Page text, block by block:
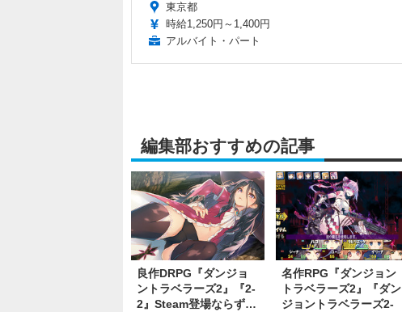
東京都
時給1,250円～1,400円
アルバイト・パート
編集部おすすめの記事
良作DRPG『ダンジョ
ントラベラーズ2』『2-
2』Steam登場ならず…
名作RPG『ダンジョン
トラベラーズ2』『ダン
ジョントラベラーズ2-